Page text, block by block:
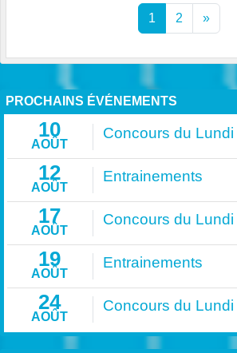
1 2 »
PROCHAINS ÉVÉNEMENTS
10
AOÛT
Concours du Lundi
12
AOÛT
Entrainements
17
AOÛT
Concours du Lundi
19
AOÛT
Entrainements
24
AOÛT
Concours du Lundi